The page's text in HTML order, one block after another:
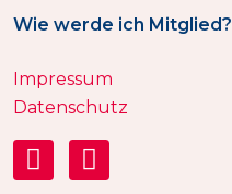
Wie werde ich Mitglied?
Impressum
Datenschutz